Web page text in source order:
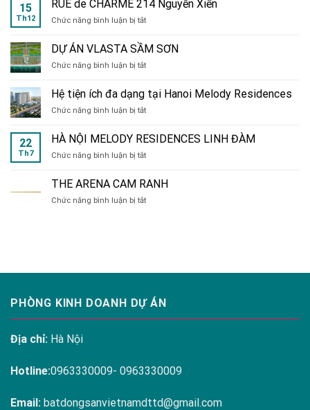
15
Th12
RUE de CHARME 214 Nguyễn Xiển
Chức năng bình luận bị tắtở
de
CHARME
214
Xiển
DỰ ÁN VLASTA SẦM SƠN
Chức năng bình luận bị tắtở
ÁN
VLASTA
SẦM
Hệ tiện ích đa dạng tại Hanoi Melody Residences
Chức năng bình luận bị tắtở
tiện
ích
đa
tại
Melody
22
Th7
HÀ NỘI MELODY RESIDENCES LINH ĐÀM
Chức năng bình luận bị tắtở
NỘI
MELODY
RESIDENCES
THE ARENA CAM RANH
Chức năng bình luận bị tắtở
PHÒNG KINH DOANH DỰ ÁN
Địa chỉ: Hà Nội
Hotline:0963330009- 0963330009
Email: batdongsanvietnamdttd@gmail.com